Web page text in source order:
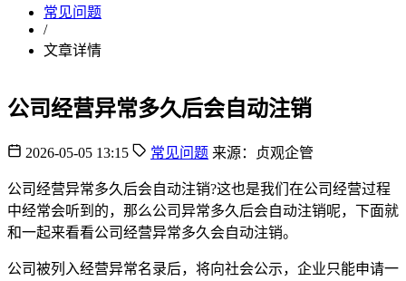
常见问题
/
文章详情
公司经营异常多久后会自动注销
2026-05-05 13:15 常见问题 来源：贞观企管
公司经营异常多久后会自动注销?这也是我们在公司经营过程
中经常会听到的，那么公司异常多久后会自动注销呢，下面就
和一起来看看公司经营异常多久会自动注销。
公司被列入经营异常名录后，将向社会公示，企业只能申请一